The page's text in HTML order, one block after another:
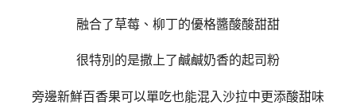
融合了草莓、柳丁的優格醬酸酸甜甜
很特別的是撒上了鹹鹹奶香的起司粉
旁邊新鮮百香果可以單吃也能混入沙拉中更添酸甜味